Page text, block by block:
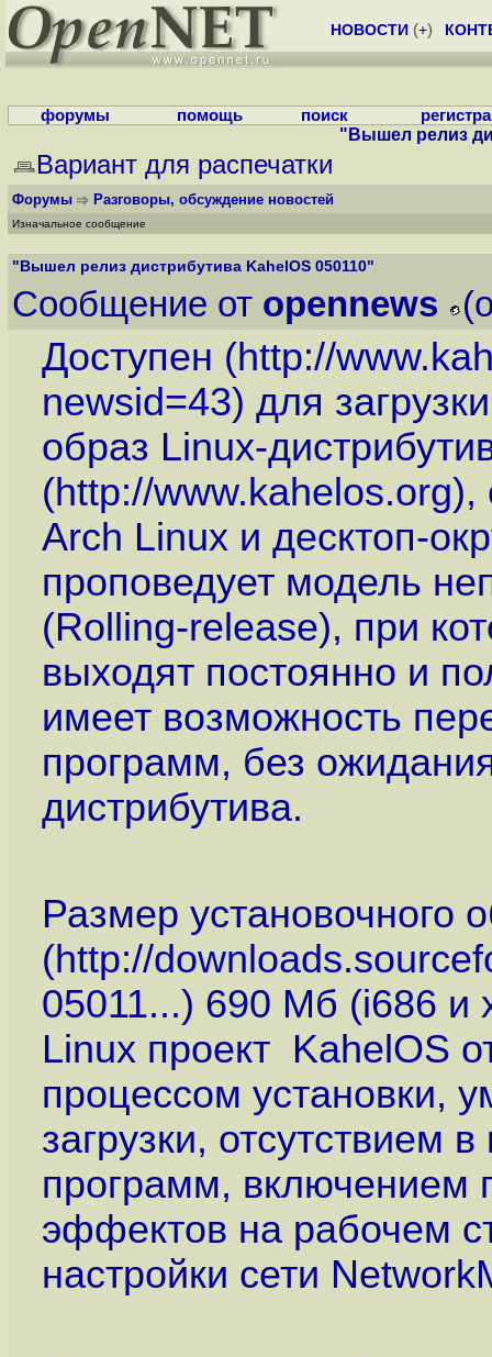
НОВОСТИ (+)
форумы помощь поиск
"Вышел релиз
Вариант для распечатки
Форумы Разговоры, обсуждение новостей
Изначальное сообщение
"Вышел релиз дистрибутива KahelOS 050110"
Сообщение от opennews
Доступен (http://
newsid=43) для
образ Linux-
(http://www.kahelos.org),
Arch Linux и десктоп-
проповедует модель
(Rolling-release), при
выходят постоянно и
имеет возможность
программ, без
дистрибутива.
Размер установочного
(http://
05011...) 690 Мб (i686 и
Linux проект KahelOS
процессом установки,
загрузки, отсутствием
программ, включением
эффектов на рабочем
настройки сети